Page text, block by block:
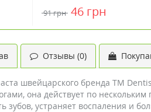
91 грн 46 грн
Отзывы (0)
швейцарского бренда ТМ
она действует по
зубов, устраняет воспаления и